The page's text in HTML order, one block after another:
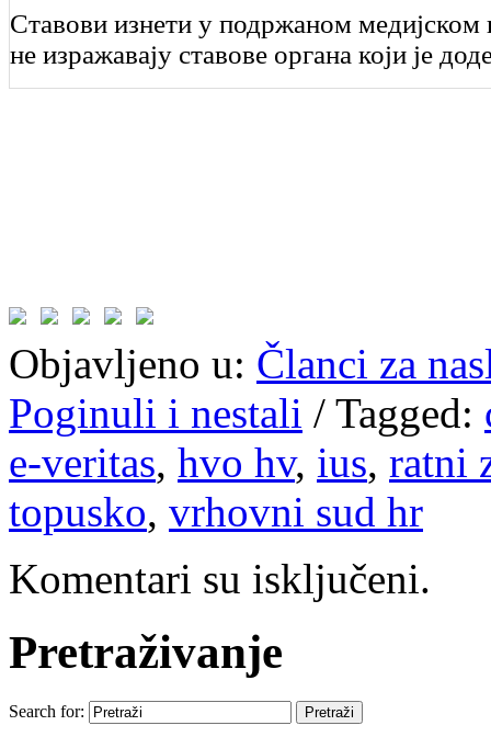
Ставови изнети у подржаном медијском
не изражавају ставове органа који је
Objavljeno u: Članci za
Poginuli i nestali / Tagged:
e-veritas, hvo hv, ius, ratni
topusko, vrhovni sud hr
Komentari su isključeni.
Pretraživanje
Search for: